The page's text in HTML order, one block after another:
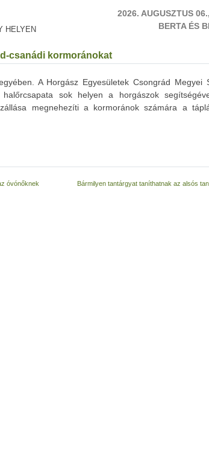
HELYEN
2026. AUGUSZTUS
BERTA ÉS
csanádi kormoránokat
A Horgász Egyesületek Csongrád Megyei
sok helyen a horgászok
megnehezíti a kormoránok számára a
óvónőknek
Bármilyen tantárgyat taníthatnak az alsós